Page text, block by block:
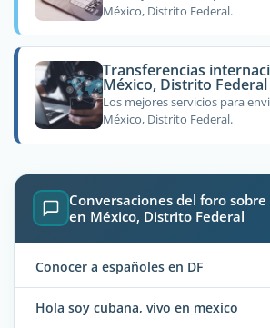
México, Distrito Federal.
Transferencias
México, Distrito Federal
Los mejores servicios para
México, Distrito Federal.
Conversaciones del foro
en México, Distrito Federal
Conocer a españoles en DF
Hola soy cubana, vivo en mexico